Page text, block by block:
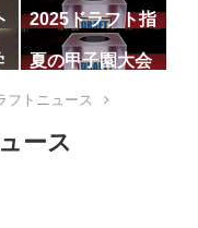
2025ドラフト指
名一覧
夏の甲子園大会
フトニュース
ース